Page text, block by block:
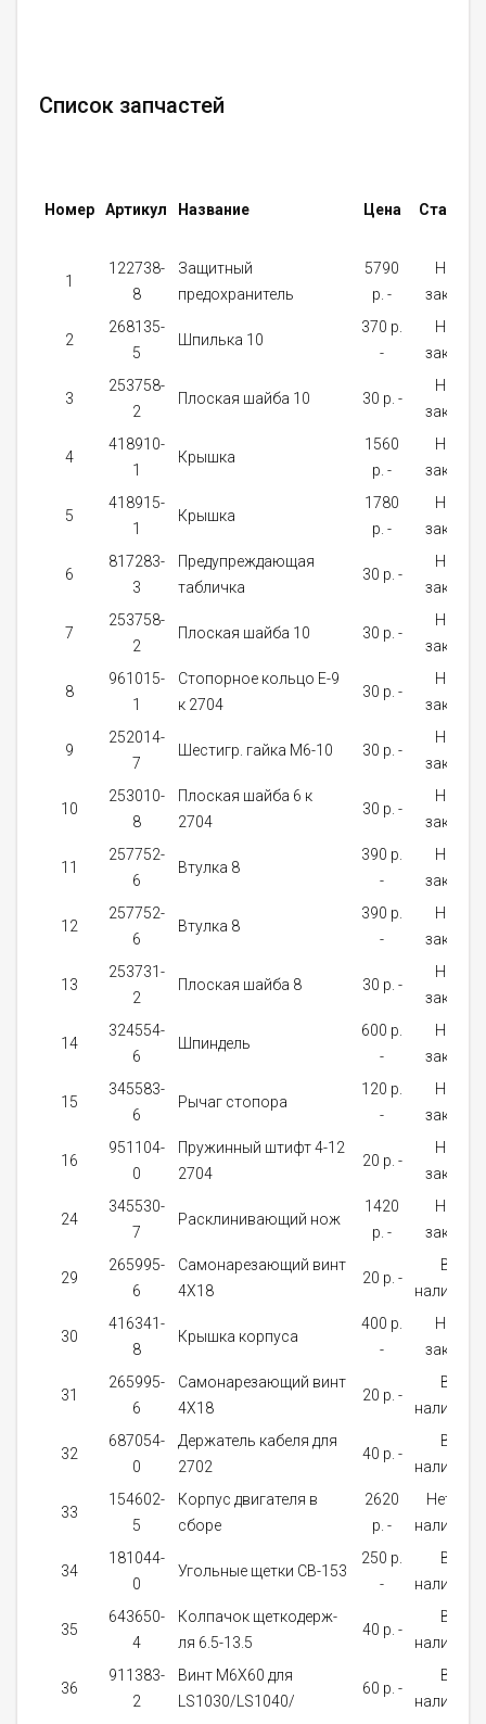
Список запчастей
Номер Артикул Название Цена Статус
1
122738-
8
Защитный
предохранитель
5790
p. -
На
заказ
2
268135-
5
Шпилька 10
370 p.
-
На
заказ
3
253758-
2
Плоская шайба 10 30 p. -
На
заказ
4
418910-
1
Крышка
1560
p. -
На
заказ
5
418915-
1
Крышка
1780
p. -
На
заказ
6
817283-
3
Предупреждающая
табличка
30 p. -
На
заказ
7
253758-
2
Плоская шайба 10 30 p. -
На
заказ
8
961015-
1
Стопорное кольцо E-9
к 2704
30 p. -
На
заказ
9
252014-
7
Шестигр. гайка M6-10 30 p. -
На
заказ
10
253010-
8
Плоская шайба 6 к
2704
30 p. -
На
заказ
11
257752-
6
Bтулка 8
390 p.
-
На
заказ
12
257752-
6
Bтулка 8
390 p.
-
На
заказ
13
253731-
2
Плоская шайба 8 30 p. -
На
заказ
14
324554-
6
Шпиндель
600 p.
-
На
заказ
15
345583-
6
Рычаг стопора
120 p.
-
На
заказ
16
951104-
0
Пружинный штифт 4-12
2704
20 p. -
На
заказ
24
345530-
7
Расклинивающий нож
1420
p. -
На
заказ
29
265995-
6
Самонарезающий винт
4X18
20 p. -
В
наличии
30
416341-
8
Крышка корпуса
400 p.
-
На
заказ
31
265995-
6
Самонарезающий винт
4X18
20 p. -
В
наличии
32
687054-
0
Держатель кабеля для
2702
40 p. -
В
наличии
33
154602-
5
Корпус двигателя в
сборе
2620
p. -
Нет в
наличии
34
181044-
0
Угольные щетки CB-153
250 p.
-
В
наличии
35
643650-
4
Колпачок щеткодерж-
ля 6.5-13.5
40 p. -
В
наличии
36
911383-
2
Винт M6X60 для
LS1030/LS1040/
60 p. -
В
наличии